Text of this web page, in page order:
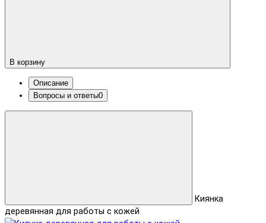
В корзину
Описание
Вопросы и ответы0
Киянка
деревянная для работы с кожей